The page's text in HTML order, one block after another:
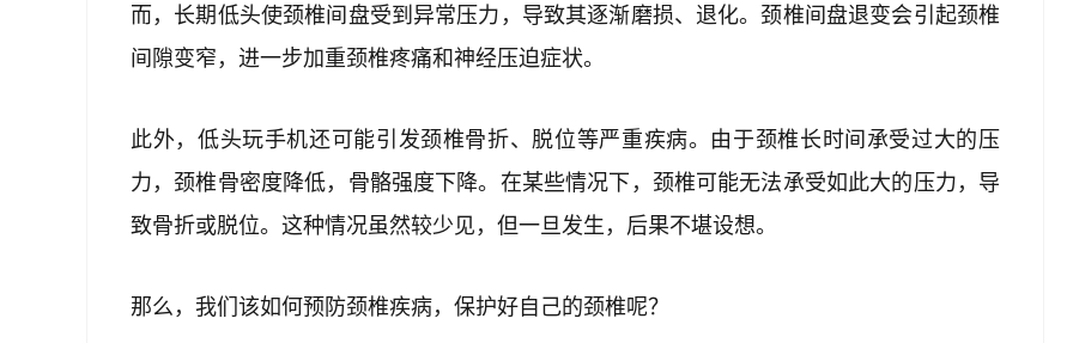
而，长期低头使颈椎间盘受到异常压力，导致其逐渐磨损、退化。颈椎间盘退变会引起颈椎
间隙变窄，进一步加重颈椎疼痛和神经压迫症状。
此外，低头玩手机还可能引发颈椎骨折、脱位等严重疾病。由于颈椎长时间承受过大的压
力，颈椎骨密度降低，骨骼强度下降。在某些情况下，颈椎可能无法承受如此大的压力，导
致骨折或脱位。这种情况虽然较少见，但一旦发生，后果不堪设想。
那么，我们该如何预防颈椎疾病，保护好自己的颈椎呢？